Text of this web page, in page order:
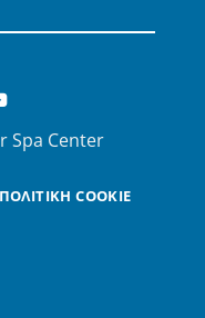
Spa Center
ΠΟΛΙΤΙΚΗ COOKIE